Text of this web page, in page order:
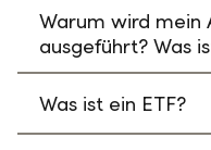
Warum wird mein
ausgeführt? Was
Was ist ein ETF?